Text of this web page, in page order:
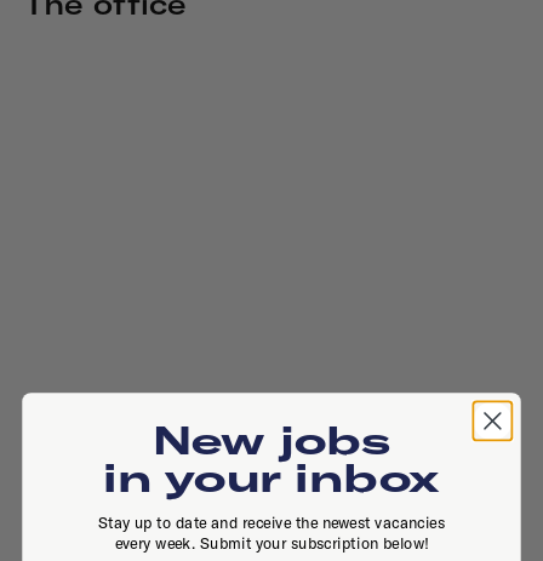
New jobs
in your inbox
Stay up to date and receive the newest vacancies
every week. Submit your subscription below!